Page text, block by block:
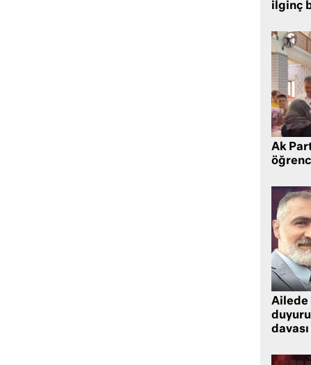
ilginç
Ak
Ailede
davası